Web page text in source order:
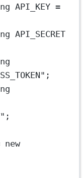
API_KEY =
API_SECRET
;
;
new